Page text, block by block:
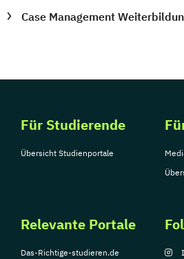
Case Management
Für Studierende
Übersicht Studienportale
Relevante Portale
Das-Richtige-studieren.de